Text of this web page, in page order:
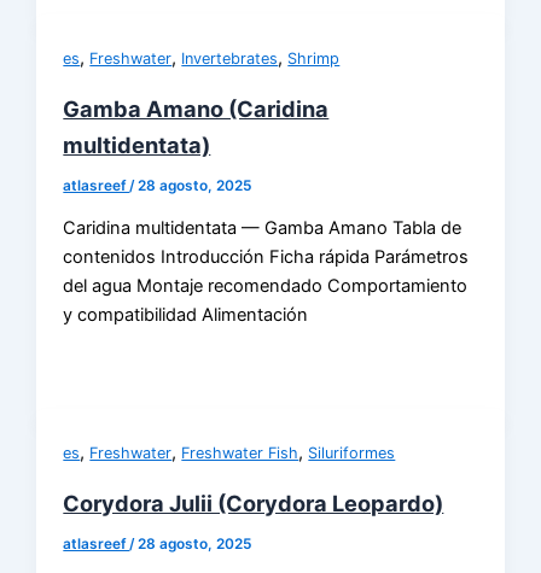
es, Freshwater, Invertebrates, Shrimp
Gamba Amano (Caridina
multidentata)
atlasreef /28 agosto, 2025
Caridina multidentata — Gamba Amano Tabla de
contenidos Introducción Ficha rápida Parámetros
del agua Montaje recomendado Comportamiento
y compatibilidad Alimentación
es, Freshwater, Freshwater Fish, Siluriformes
Corydora Julii (Corydora Leopardo)
atlasreef/28 agosto, 2025